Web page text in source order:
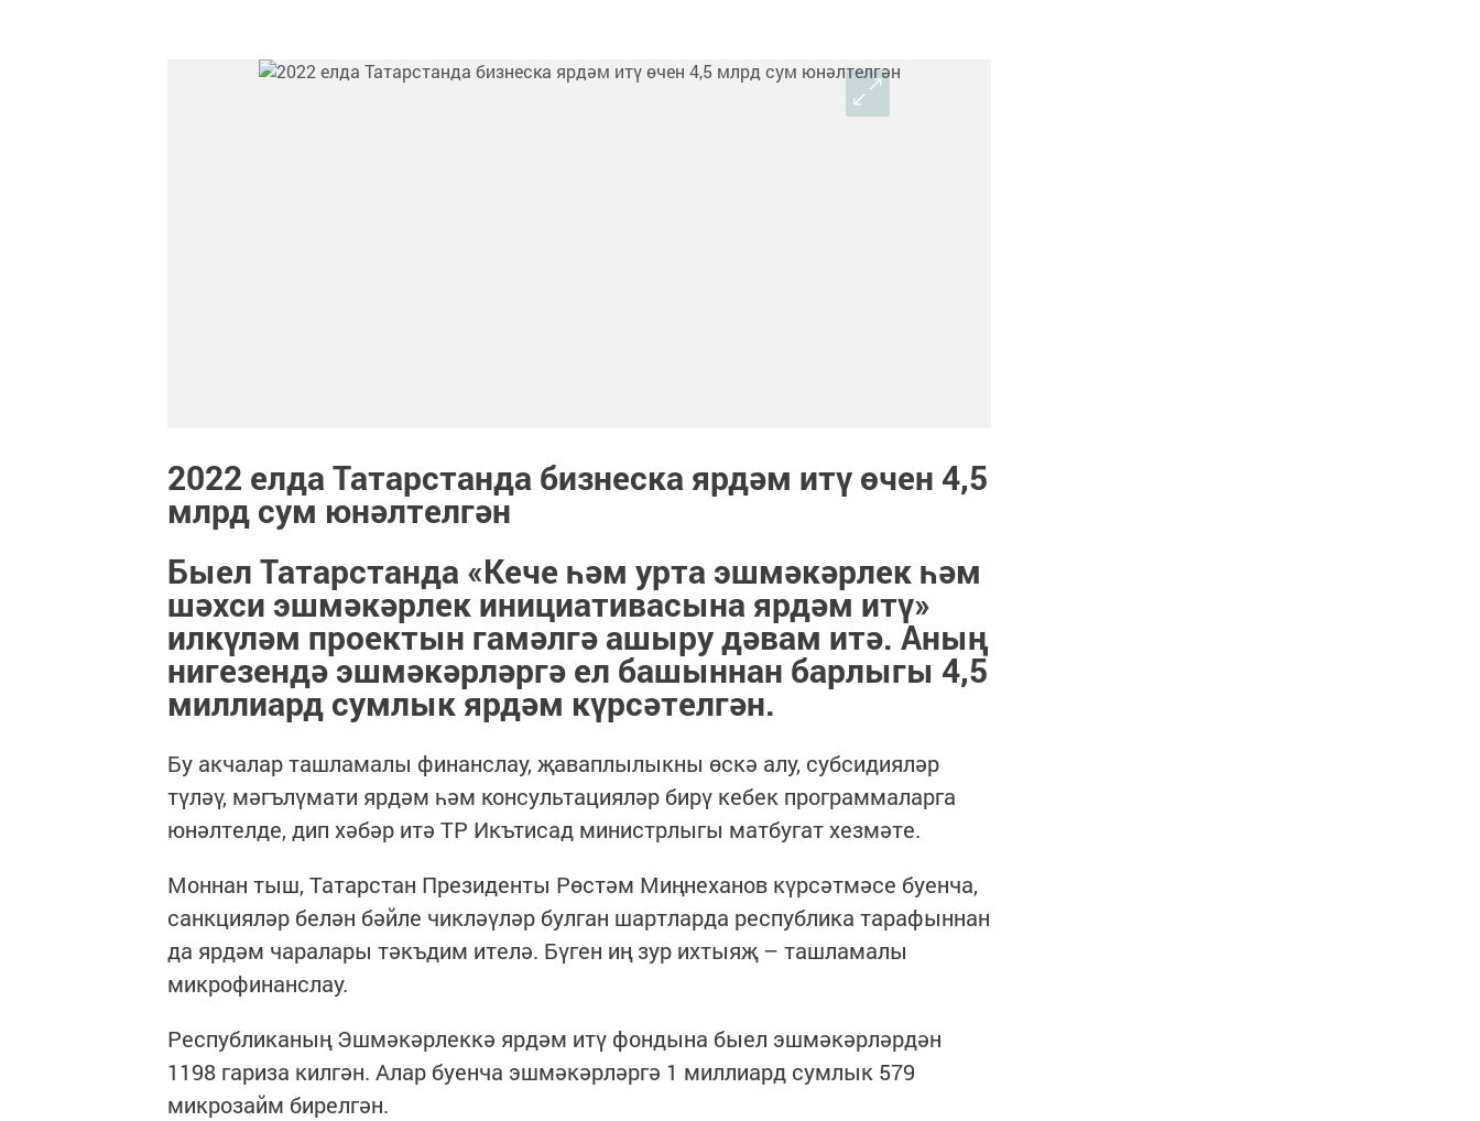
2022 елда Татарстанда бизнеска ярдәм итү өчен 4,5
млрд сум юнәлтелгән
Быел Татарстанда «Кече һәм урта эшмәкәрлек һәм
шәхси эшмәкәрлек инициативасына ярдәм итү»
илкүләм проектын гамәлгә ашыру дәвам итә. Аның
нигезендә эшмәкәрләргә ел башыннан барлыгы 4,5
миллиард сумлык ярдәм күрсәтелгән.
Бу акчалар ташламалы финанслау, җаваплылыкны өскә алу, субсидияләр
түләү, мәгълүмати ярдәм һәм консультацияләр бирү кебек программаларга
юнәлтелде, дип хәбәр итә ТР Икътисад министрлыгы матбугат хезмәте.
Моннан тыш, Татарстан Президенты Рөстәм Миңнеханов күрсәтмәсе буенча,
санкцияләр белән бәйле чикләүләр булган шартларда республика тарафыннан
да ярдәм чаралары тәкъдим ителә. Бүген иң зур ихтыяҗ – ташламалы
микрофинанслау.
Республиканың Эшмәкәрлеккә ярдәм итү фондына быел эшмәкәрләрдән
1198 гариза килгән. Алар буенча эшмәкәрләргә 1 миллиард сумлык 579
микрозайм бирелгән.